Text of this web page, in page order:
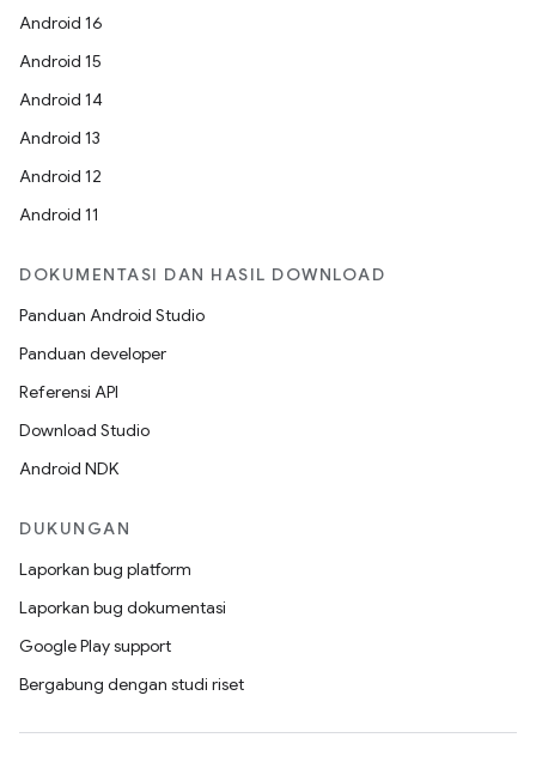
Android 16
Android 15
Android 14
Android 13
Android 12
Android 11
DOKUMENTASI DAN HASIL DOWNLOAD
Panduan Android Studio
Panduan developer
Referensi API
Download Studio
Android NDK
DUKUNGAN
Laporkan bug platform
Laporkan bug dokumentasi
Google Play support
Bergabung dengan studi riset